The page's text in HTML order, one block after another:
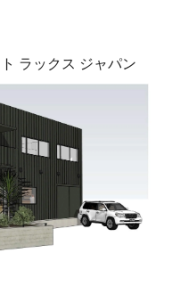
ラックス ジャパン